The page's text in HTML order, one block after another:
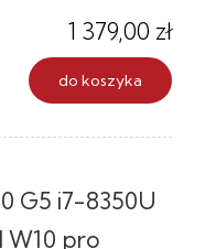
1 379,00 zł
do koszyka
G5 i7-8350U
W10 pro